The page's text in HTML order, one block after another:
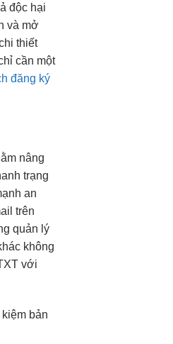
độc hại
và mở
thiết
cần một
đăng ký
nâng
trạng
an
trên
quản lý
không
với
kiệmbản